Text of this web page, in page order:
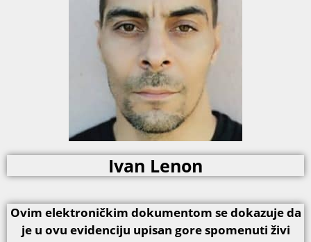
Ivan Lenon
Ovim elektroničkim dokumentom se dokazuje da
je u ovu evidenciju upisan gore spomenuti živi